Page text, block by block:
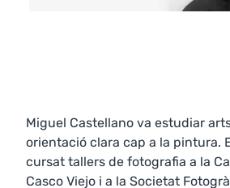
Miguel Castellano va estudiar
orientació clara cap a la pintura.
cursat tallers de fotografia a la
Casco Viejo i a la Societat